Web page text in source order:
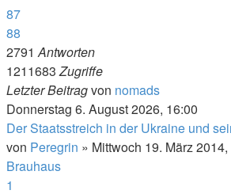
87
88
2791Antworten
1211683Zugriffe
Letzter Beitragvon nomads
Donnerstag 6. August 2026, 16:00
Der Staatsstreich in der Ukraine und
von Peregrin » Mittwoch 19. März
Brauhaus
1